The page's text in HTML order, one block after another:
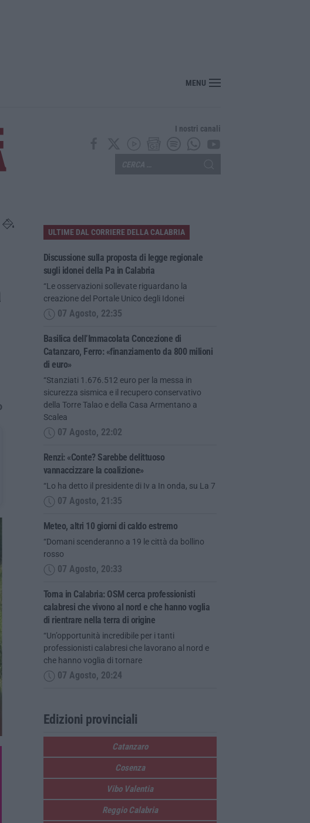
Renzi: «Conte? Sarebbe delittuoso vannaccizzare la coalizione»
MENU
I nostri canali
ULTIME DAL CORRIERE DELLA CALABRIA
Discussione sulla proposta di legge regionale
sugli idonei della Pa in Calabria
“Le osservazioni sollevate riguardano la
creazione del Portale Unico degli Idonei
07 Agosto, 22:35
Basilica dell’Immacolata Concezione di
Catanzaro, Ferro: «finanziamento da 800 milioni
di euro»
“Stanziati 1.676.512 euro per la messa in
sicurezza sismica e il recupero conservativo
della Torre Talao e della Casa Armentano a
Scalea
07 Agosto, 22:02
Renzi: «Conte? Sarebbe delittuoso
vannaccizzare la coalizione»
“Lo ha detto il presidente di Iv a In onda, su La 7
07 Agosto, 21:35
Meteo, altri 10 giorni di caldo estremo
“Domani scenderanno a 19 le città da bollino
rosso
07 Agosto, 20:33
Torna in Calabria: OSM cerca professionisti
calabresi che vivono al nord e che hanno voglia
di rientrare nella terra di origine
“Un’opportunità incredibile per i tanti
professionisti calabresi che lavorano al nord e
che hanno voglia di tornare
07 Agosto, 20:24
Edizioni provinciali
Catanzaro
Cosenza
Vibo Valentia
Reggio Calabria